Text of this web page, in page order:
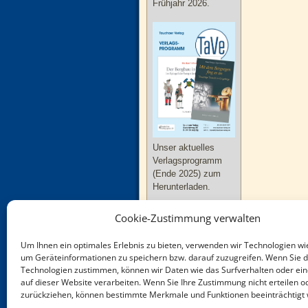
Cookie-Zustimmung verwalten
Um Ihnen ein optimales Erlebnis zu bieten, verwenden wir Technologien
um Geräteinformationen zu speichern bzw. darauf zuzugreifen. Wenn Sie
Technologien zustimmen, können wir Daten wie das Surfverhalten oder
auf dieser Website verarbeiten. Wenn Sie Ihre Zustimmung nicht erteilen
zurückziehen, können bestimmte Merkmale und Funktionen beeinträchtigt
Frühjahr 2026.
Unser aktuelles
Verlagsprogramm
(Ende 2025) zum
Herunterladen.
Neue Bücher zu
Thüringen und
Sachsen-Anhalt im